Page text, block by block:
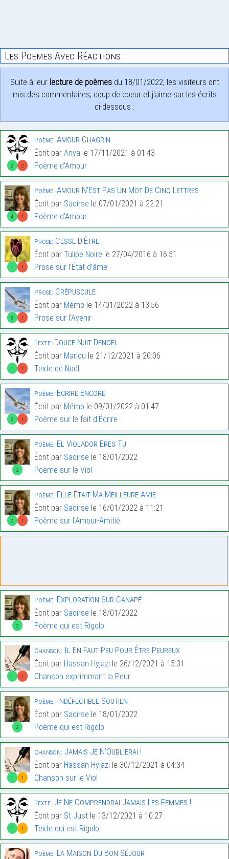
Les Poemes Avec Réactions
Suite à leur lecture de poèmesdu 18/01/2022, les visiteurs ont
mis des commentaires, coup de coeur et j'aime sur les écrits
ci-dessous :
2 2
Poème: Amour Chagrin
Écrit par Anya le 17/11/2021 à 01:43
Poème d'Amour
4 1
Poème: Amour N’Est Pas Un Mot De Cinq Lettres
Écrit par Saoirse le 07/01/2021 à 22:21
Poème d'Amour
1 1
Prose: Cesse D’Être.
Écrit par Tulipe Noire le 27/04/2016 à 16:51
Prose sur l'État d'âme
5 1
Prose: Crépuscule
Écrit par Mémo le 14/01/2022 à 13:56
Prose sur l'Avenir
1 1
Texte: Douce Nuit Denoël
Écrit par Marlou le 21/12/2021 à 20:06
Texte de Noël
2 1
Poème: Ecrire Encore
Écrit par Mémo le 09/01/2022 à 01:47
Poème sur le fait d'Écrire
2
Poème: El Violador Eres Tu
Écrit par Saoirse le 18/01/2022
Poème sur le Viol
2 1
Poème: Elle Était Ma Meilleure Amie
Écrit par Saoirse le 16/01/2022 à 11:21
Poème sur l'Amour-Amitié
2
Poème: Exploration Sur Canapé
Écrit par Saoirse le 18/01/2022
Poème qui est Rigolo
1 1
Chanson: Il En Faut Peu Pour Être Peureux
Écrit par Hassan Hyjazi le 26/12/2021 à 15:31
Chanson exprimmant la Peur
2
Poème: Indéfectible Soutien
Écrit par Saoirse le 18/01/2022
Poème qui est Rigolo
1 1
Chanson: Jamais Je N’Oublierai !
Écrit par Hassan Hyjazi le 30/12/2021 à 04:34
Chanson sur le Viol
1 1
Texte: Je Ne Comprendrai Jamais Les Femmes !
Écrit par St Just le 13/12/2021 à 10:27
Texte qui est Rigolo
Poème: La Maison Du Bon Séjour